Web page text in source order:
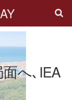
へ､IEA